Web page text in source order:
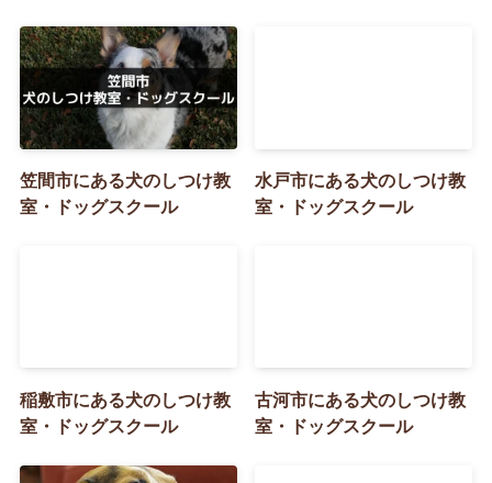
笠間市にある犬のしつけ教
室・ドッグスクール
水戸市にある犬のしつけ教
室・ドッグスクール
稲敷市にある犬のしつけ教
室・ドッグスクール
古河市にある犬のしつけ教
室・ドッグスクール